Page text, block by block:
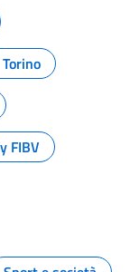
FIBV